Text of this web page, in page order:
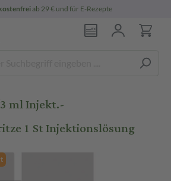
ab 29 € und für E-Rezepte
ml Injekt.-
1 St Injektionslösung